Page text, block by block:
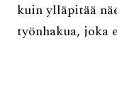
kuin ylläpitää
työnhakua, joka